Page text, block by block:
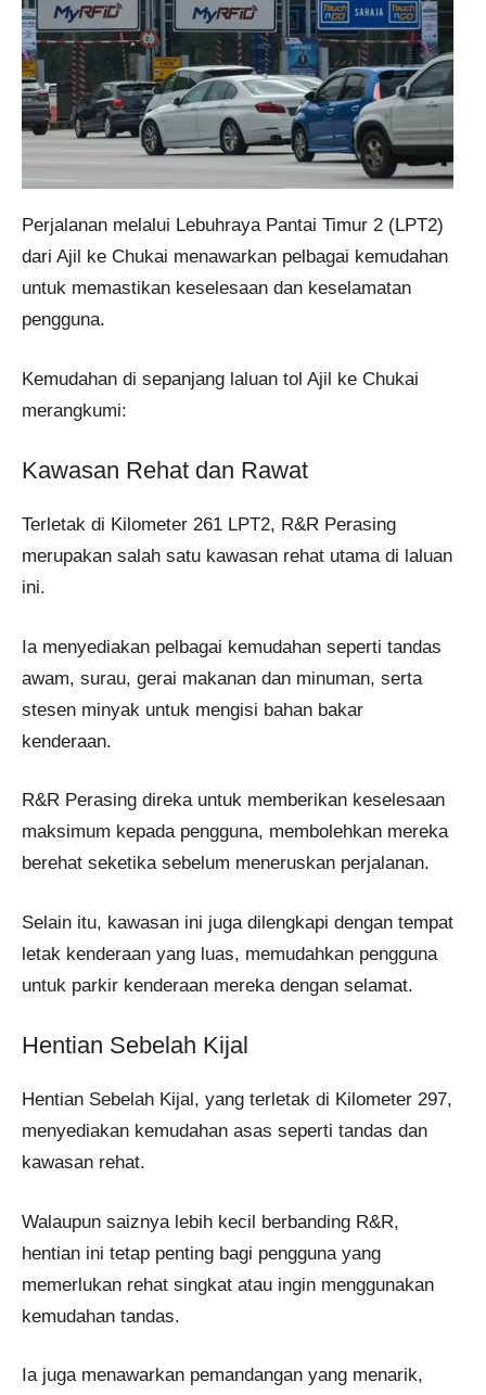
Perjalanan melalui Lebuhraya Pantai Timur 2 (LPT2)
dari Ajil ke Chukai menawarkan pelbagai kemudahan
untuk memastikan keselesaan dan keselamatan
pengguna.
Kemudahan di sepanjang laluan tol Ajil ke Chukai
merangkumi:
Kawasan Rehat dan Rawat
Terletak di Kilometer 261 LPT2, R&R Perasing
merupakan salah satu kawasan rehat utama di laluan
ini.
Ia menyediakan pelbagai kemudahan seperti tandas
awam, surau, gerai makanan dan minuman, serta
stesen minyak untuk mengisi bahan bakar
kenderaan.
R&R Perasing direka untuk memberikan keselesaan
maksimum kepada pengguna, membolehkan mereka
berehat seketika sebelum meneruskan perjalanan.
Selain itu, kawasan ini juga dilengkapi dengan tempat
letak kenderaan yang luas, memudahkan pengguna
untuk parkir kenderaan mereka dengan selamat.
Hentian Sebelah Kijal
Hentian Sebelah Kijal, yang terletak di Kilometer 297,
menyediakan kemudahan asas seperti tandas dan
kawasan rehat.
Walaupun saiznya lebih kecil berbanding R&R,
hentian ini tetap penting bagi pengguna yang
memerlukan rehat singkat atau ingin menggunakan
kemudahan tandas.
Ia juga menawarkan pemandangan yang menarik,